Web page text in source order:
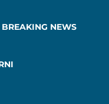
BREAKING NEWS